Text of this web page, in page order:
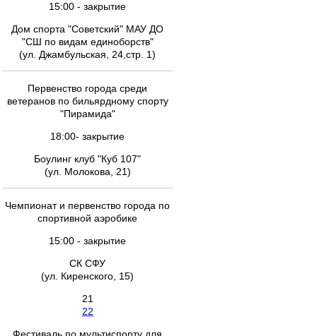
15:00 - закрытие
Дом спорта "Советский" МАУ ДО
"СШ по видам единоборств"
(ул. Джамбульская, 24,стр. 1)
Первенство города среди
ветеранов по бильярдному спорту
"Пирамида"
18:00- закрытие
Боулинг клуб "Куб 107"
(ул. Молокова, 21)
Чемпионат и первенство города по
спортивной аэробике
15:00 - закрытие
СК СФУ
(ул. Киренского, 15)
21
22